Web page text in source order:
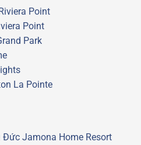
Point
Point
Park
La Pointe
Đức Jamona Home Resort